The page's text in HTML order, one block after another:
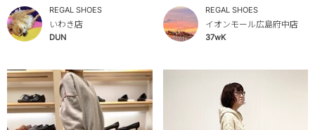
REGAL SHOES
いわき店
DUN
REGAL SHOES
イオンモール広島府中店
37wK